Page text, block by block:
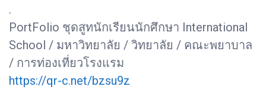
.
PortFolio ชุดสูทนักเรียนนักศึกษา International
School / มหาวิทยาลัย / วิทยาลัย / คณะพยาบาล
/ การท่องเที่ยวโรงแรม
https://qr-c.net/bzsu9z